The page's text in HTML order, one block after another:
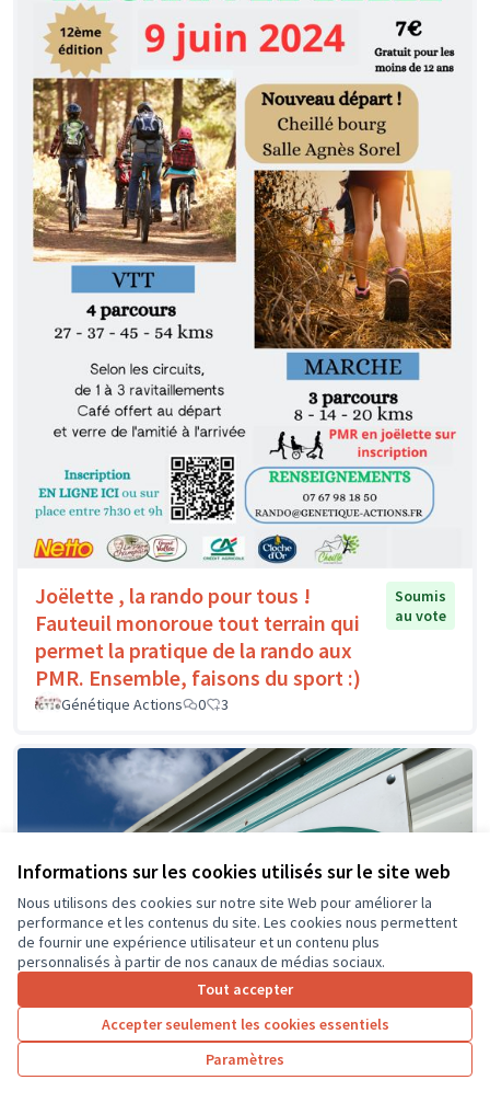
Informations sur les cookies utilisés sur le site web
Nous utilisons des cookies sur notre site Web pour améliorer la
performance et les contenus du site. Les cookies nous permettent
de fournir une expérience utilisateur et un contenu plus
personnalisés à partir de nos canaux de médias sociaux.
Tout accepter
Accepter seulement les cookies essentiels
Paramètres
Joëlette , la rando pour tous !
Fauteuil monoroue tout terrain qui
permet la pratique de la rando aux
PMR. Ensemble, faisons du sport :)
Soumis
au vote
Génétique Actions 0 3